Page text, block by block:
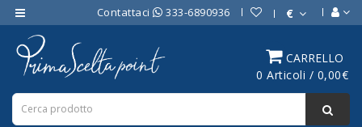
Contattaci 333-6890936 €
CARRELLO
0 Articoli / 0,00€
Category
ATTREZZATURE
BAR